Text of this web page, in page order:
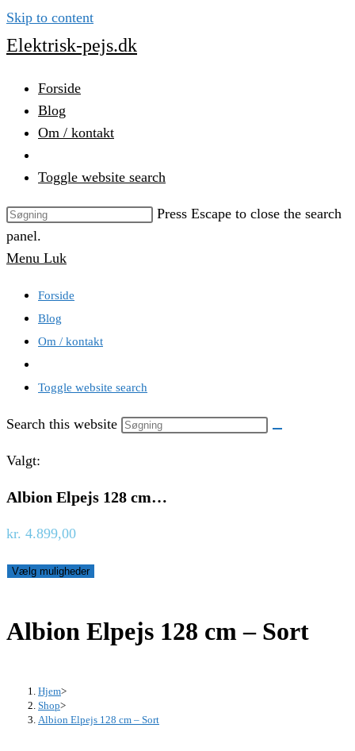
Skip to content
Elektrisk-pejs.dk
Forside
Blog
Om / kontakt
Toggle website search
Press Escape to close the search
panel.
Menu Luk
Forside
Blog
Om / kontakt
Toggle website search
Search this website
Valgt:
Albion Elpejs 128 cm…
kr. 4.899,00
Vælg muligheder
Albion Elpejs 128 cm – Sort
Hjem>
Shop>
Albion Elpejs 128 cm – Sort